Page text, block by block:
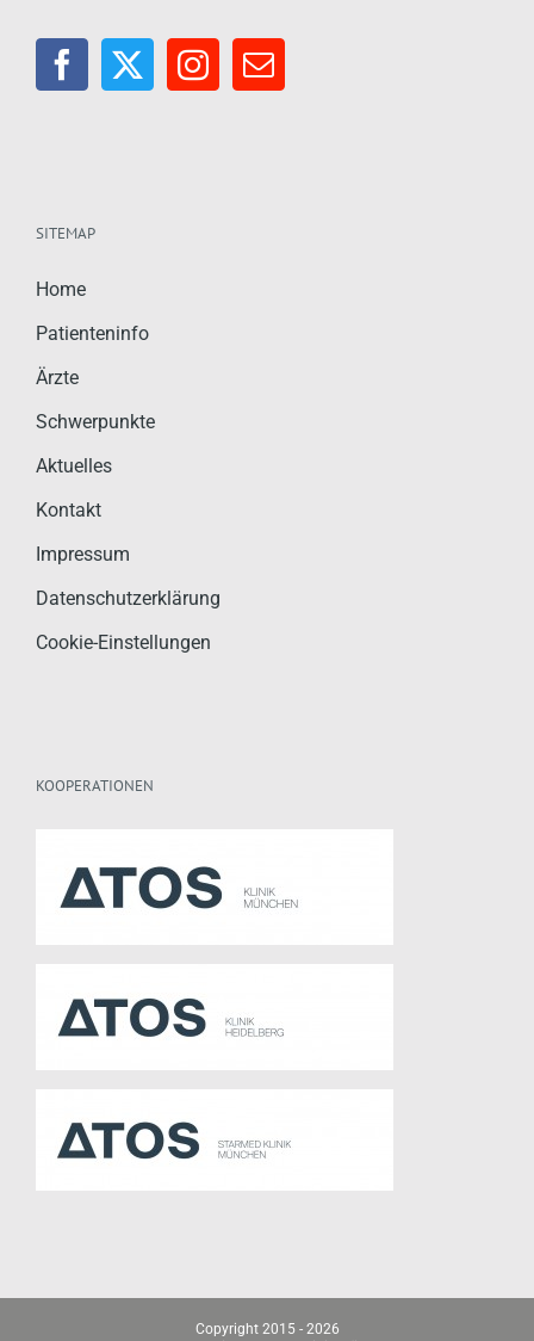
SITEMAP
Home
Patienteninfo
Ärzte
Schwerpunkte
Aktuelles
Kontakt
Impressum
Datenschutzerklärung
Cookie-Einstellungen
KOOPERATIONEN
Copyright 2015 - 2026